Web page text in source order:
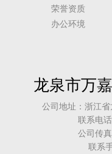
荣誉资质
办公环境
龙泉市万
公司地址：浙江
联系电
公司传
联系